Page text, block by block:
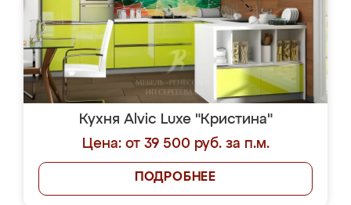
Кухня Alvic Luxe "Кристина"
Цена: от 39 500 руб. за п.м.
ПОДРОБНЕЕ